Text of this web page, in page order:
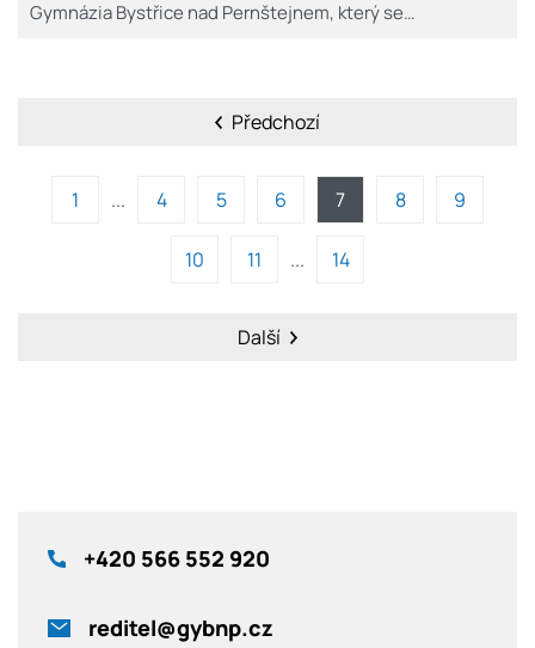
Gymnázia Bystřice nad Pernštejnem, který se…
Předchozí
1 4 5 6 7 8 9
10 11 14
Další
+420 566 552 920
reditel@gybnp.cz